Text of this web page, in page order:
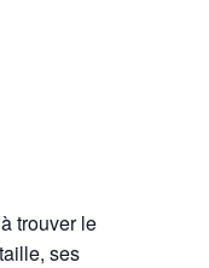
trouver le
ses